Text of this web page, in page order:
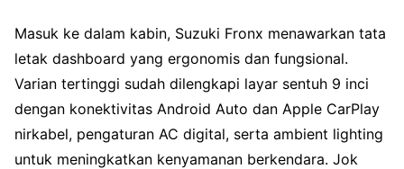
Masuk ke dalam kabin, Suzuki Fronx menawarkan tata
letak dashboard yang ergonomis dan fungsional.
Varian tertinggi sudah dilengkapi layar sentuh 9 inci
dengan konektivitas Android Auto dan Apple CarPlay
nirkabel, pengaturan AC digital, serta ambient lighting
untuk meningkatkan kenyamanan berkendara. Jok